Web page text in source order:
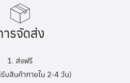
ารจัดส่ง
1. ส่งฟรี
รับสินค้าภายใน 2-4 วัน)